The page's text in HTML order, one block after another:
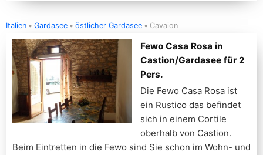
Italien Gardasee östlicher Gardasee Cavaion
Fewo Casa Rosa in
Castion/Gardasee für 2
Pers.
Die Fewo Casa Rosa ist
ein Rustico das befindet
sich in einem Cortile
oberhalb von Castion.
Beim Eintretten in die Fewo sind Sie schon im Wohn- und